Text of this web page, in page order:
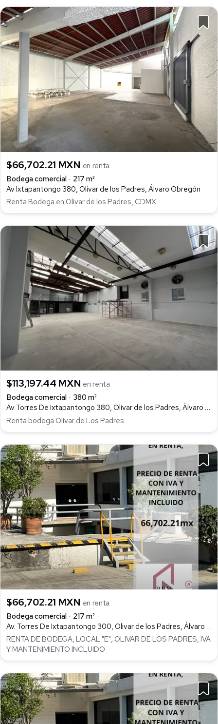
$66,702.21 MXN en renta
Bodega comercial
217 m²
Av Ixtapantongo 380, Olivar de los Padres, Álvaro Obregón
Renta Bodega en Olivar de los Padres, CDMX
$113,197.44 MXN en renta
Bodega comercial
380 m²
Av Torres De Ixtapantongo 380, Olivar de los Padres, Álvaro Obregón
Renta bodega Olivar de Los Padres
$66,702.21 MXN en renta
Bodega comercial
217 m²
Av. Torres De Ixtapantongo 300, Olivar de los Padres, Álvaro Obregón
RENTA DE BODEGA, LOCAL "E", OLIVAR DE LOS PADRES, IVA
Y MANTENIMIENTO INCLUIDO